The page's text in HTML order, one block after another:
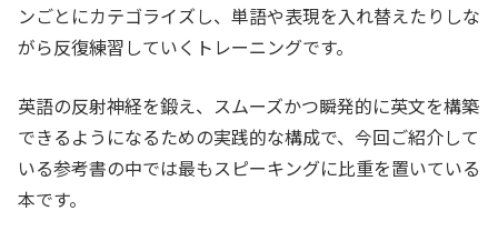
ンごとにカテゴライズし、単語や表現を入れ替えたりしな
がら反復練習していくトレーニングです。
英語の反射神経を鍛え、スムーズかつ瞬発的に英文を構築
できるようになるための実践的な構成で、今回ご紹介して
いる参考書の中では最もスピーキングに比重を置いている
本です。